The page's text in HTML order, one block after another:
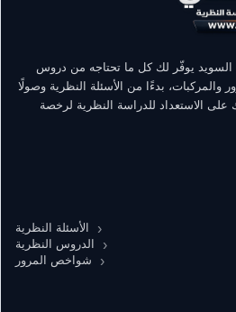
يوفّر لك كل ما تحتاجه من دروس
بدءًا من الأسئلة النظرية وصولًا
الاستعداد للدراسة النظرية لرخصة
الأسئلة النظرية
الدروس النظرية
شواخص المرور